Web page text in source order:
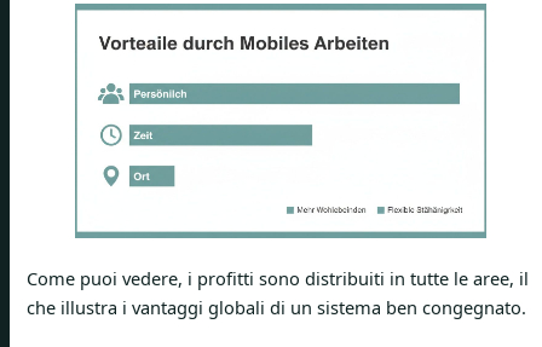
Come puoi vedere, i profitti sono distribuiti in tutte le aree, il
che illustra i vantaggi globali di un sistema ben congegnato.